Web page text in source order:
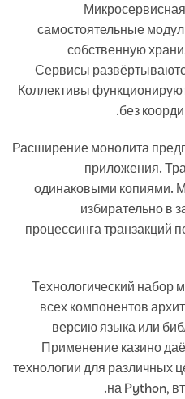
самостоятельные
собственную
Сервисы
Коллективы
без
Расширение монолита
приложения.
одинаковыми копиями.
избирательно в
процессинга транзакций
Технологический набор
всех компонентов
версию языка или
Применение казино
технологии для различных
на Python,